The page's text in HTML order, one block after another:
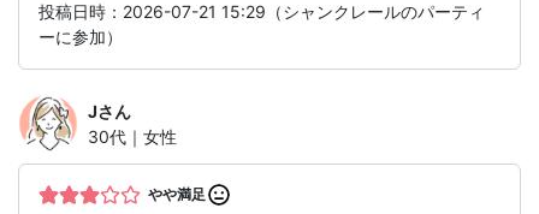
投稿日時：2026-07-21 15:29（シャンクレールのパーティ
ーに参加）
Jさん
30代｜女性
やや満足